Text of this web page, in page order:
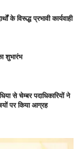
के विरूद्ध प्रभावी कार्यवाही
शुभारंभ
से चेम्बर पदाधिकारियों ने
पर किया आग्रह